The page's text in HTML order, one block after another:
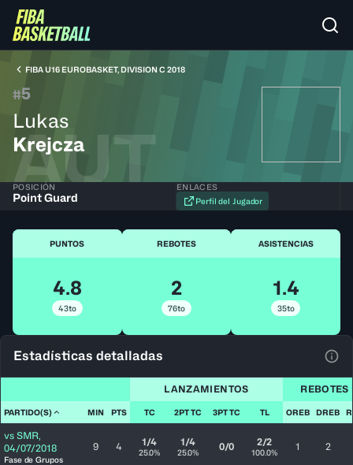
FIBA U16 EUROBASKET, DIVISION C 2018
#5
Lukas
Krejcza
AUT
POSICIÓN
Point Guard
ENLACES
Perfil del Jugador
PUNTOS
4.8
43to
REBOTES
2
76to
ASISTENCIAS
1.4
35to
Estadísticas detalladas
LANZAMIENTOS REBOTES
PARTIDO(S) MIN PTS TC 2PT TC 3PT TC TL OREB DREB
vs SMR,
04/07/2018
Fase de Grupos
9 4 1/4
25.0%
1/4
25.0% 0/0 2/2
100.0% 1 2